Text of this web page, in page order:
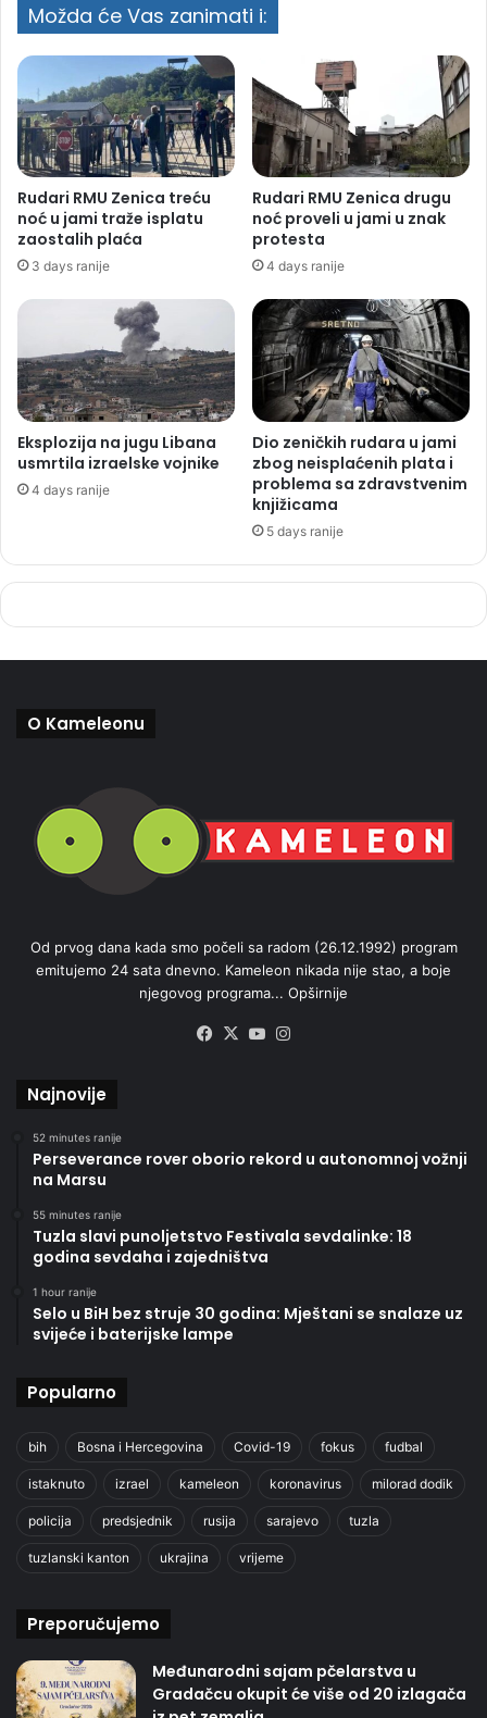
Možda će Vas zanimati i:
Rudari RMU Zenica treću
noć u jami traže isplatu
zaostalih plaća
3 days ranije
Rudari RMU Zenica drugu
noć proveli u jami u znak
protesta
4 days ranije
Eksplozija na jugu Libana
usmrtila izraelske vojnike
4 days ranije
Dio zeničkih rudara u jami
zbog neisplaćenih plata i
problema sa zdravstvenim
knjižicama
5 days ranije
O Kameleonu
Od prvog dana kada smo počeli sa radom (26.12.1992) program
emitujemo 24 sata dnevno. Kameleon nikada nije stao, a boje
njegovog programa... Opširnije
Facebook
X YouTube
Najnovije
52 minutes ranije
Perseverance rover oborio rekord u autonomnoj vožnji
na Marsu
55 minutes ranije
Tuzla slavi punoljetstvo Festivala sevdalinke: 18
godina sevdaha i zajedništva
1 hour ranije
Selo u BiH bez struje 30 godina: Mještani se snalaze uz
svijeće i baterijske lampe
Popularno
bih Bosna i Hercegovina Covid-19 fokus fudbal
istaknuto izrael kameleon koronavirus milorad dodik
policija predsjednik rusija sarajevo tuzla
tuzlanski kanton ukrajina vrijeme
Preporučujemo
Međunarodni sajam pčelarstva u
Gradačcu okupit će više od 20 izlagača